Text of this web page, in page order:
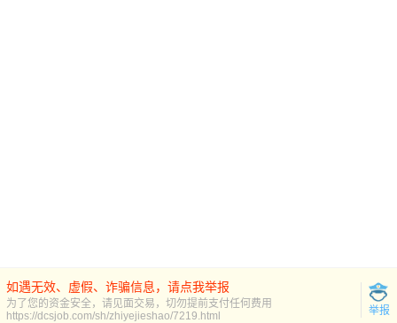
如遇无效、虚假、诈骗信息，请点我举报
为了您的资金安全，请见面交易，切勿提前支付任何费用
举报
https://dcsjob.com/sh/zhiyejieshao/7219.html